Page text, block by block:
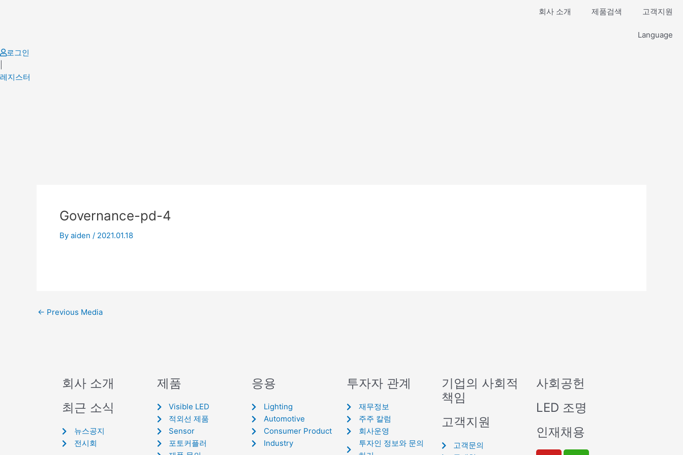
회사 소개 제품검색 고객지원
Language
로그인
레지스터
Governance-pd-4
By aiden / 2021.01.18
← Previous Media
회사 소개
최근 소식
뉴스공지
전시회
제품
Visible LED
적외선 제품
Sensor
포토커플러
응용
Lighting
Automotive
Consumer Product
Industry
투자자 관계
재무정보
주주 칼럼
회사운영
투자인 정보와 문의
기업의 사회적
책임
고객지원
고객문의
사회공헌
LED 조명
인재채용